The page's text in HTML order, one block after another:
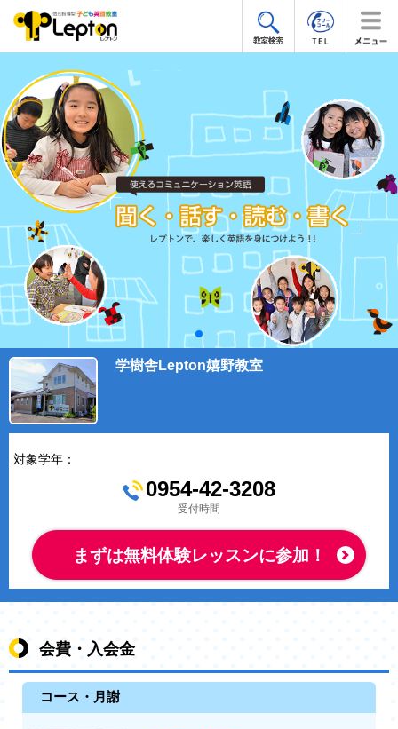
学樹舎Lepton嬉野教室
対象学年：
0954-42-3208
受付時間
まずは無料体験レッスンに参加！
会費・入会金
コース・月謝